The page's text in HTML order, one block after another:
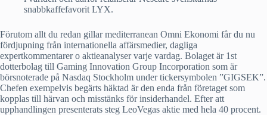
snabbkaffefavorit LYX.
Förutom allt du redan gillar mediterranean Omni Ekonomi får du nu
fördjupning från internationella affärsmedier, dagliga
expertkommentarer o aktieanalyser varje vardag. Bolaget är 1st
dotterbolag till Gaming Innovation Group Incorporation som är
börsnoterade på Nasdaq Stockholm under tickersymbolen ”GIGSEK”.
Chefen exempelvis begärts häktad är den enda från företaget som
kopplas till härvan och misstänks för insiderhandel. Efter att
upphandlingen presenterats steg LeoVegas aktie med hela 40 procent.